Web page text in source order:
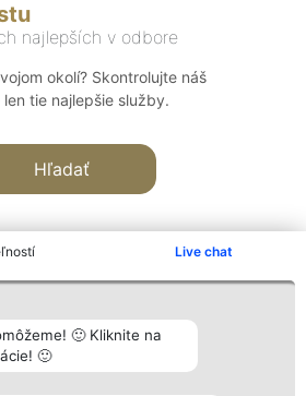
Live chat
🙂 Kliknite na
🙂
najlepších v odbore
okolí? Skontrolujte náš
tie najlepšie služby.
Hľadať
Hodnotenie
Laureáti
Lista
Kontakt
Kontakt